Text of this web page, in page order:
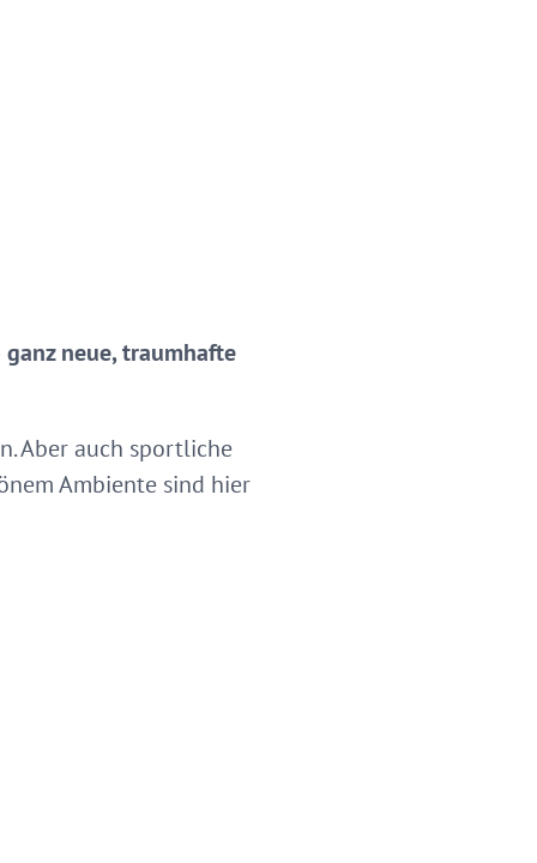
neue, traumhafte
Aber auch sportliche
Ambiente sind hier